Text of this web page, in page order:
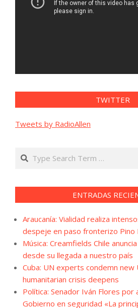
TWITTER
Tweets by RadioAllen
Search
ENTRADAS
Araucanía: Vialidad realiza
despeje en paso fronterizo Pino
Música: Creamfields Chile
desde su llegada a nuestro país
Cuba: UN experts condemn new
humanitarian crisis deepens
Política: Senador Iván Flores por
Gobierno en seguridad «La